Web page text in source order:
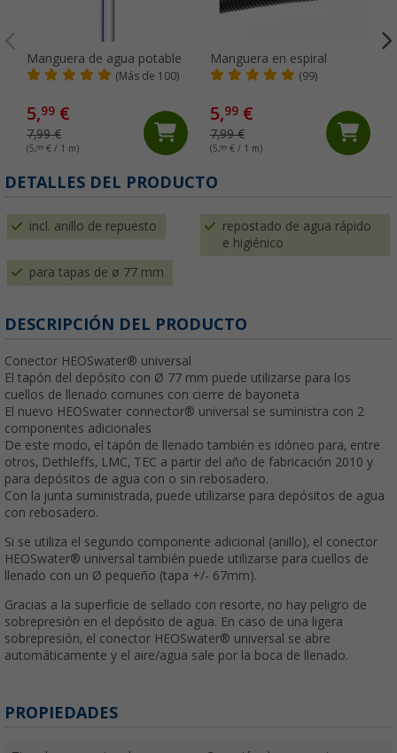
Manguera de agua potable
(Más de 100)
5,99 €
7,99 €
(5,99 € / 1 m)
Manguera en espiral
(99)
5,99€
7,99 €
(5,99€ / 1 m)
DETALLES DEL PRODUCTO
incl. anillo de repuesto
repostado de agua rápido
e higiénico
para tapas de ø 77 mm
DESCRIPCIÓN DEL PRODUCTO
Conector HEOSwater® universal
El tapón del depósito con Ø 77 mm puede utilizarse para los
cuellos de llenado comunes con cierre de bayoneta
El nuevo HEOSwater connector® universal se suministra con 2
componentes adicionales
De este modo, el tapón de llenado también es idóneo para, entre
otros, Dethleffs, LMC, TEC a partir del año de fabricación 2010 y
para depósitos de agua con o sin rebosadero.
Con la junta suministrada, puede utilizarse para depósitos de agua
con rebosadero.
Si se utiliza el segundo componente adicional (anillo), el conector
HEOSwater® universal también puede utilizarse para cuellos de
llenado con un Ø pequeño (tapa +/- 67mm).
Gracias a la superficie de sellado con resorte, no hay peligro de
sobrepresión en el depósito de agua. En caso de una ligera
sobrepresión, el conector HEOSwater® universal se abre
automáticamente y el aire/agua sale por la boca de llenado.
PROPIEDADES